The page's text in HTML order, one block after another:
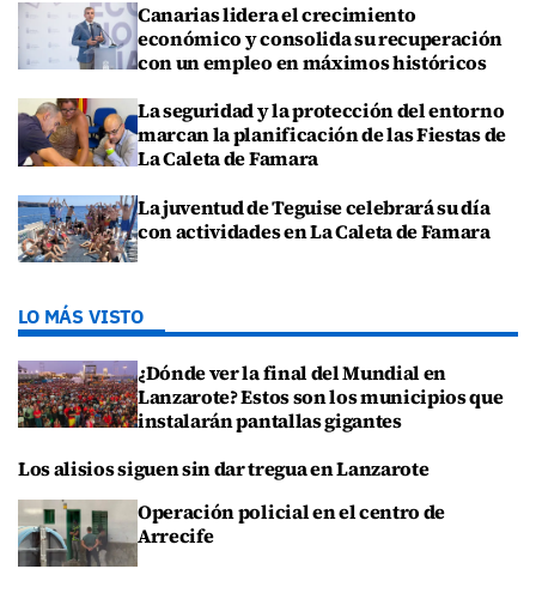
Canarias lidera el crecimiento
económico y consolida su recuperación
con un empleo en máximos históricos
La seguridad y la protección del entorno
marcan la planificación de las Fiestas de
La Caleta de Famara
La juventud de Teguise celebrará su día
con actividades en La Caleta de Famara
LO MÁS VISTO
¿Dónde ver la final del Mundial en
Lanzarote? Estos son los municipios que
instalarán pantallas gigantes
Los alisios siguen sin dar tregua en Lanzarote
Operación policial en el centro de
Arrecife